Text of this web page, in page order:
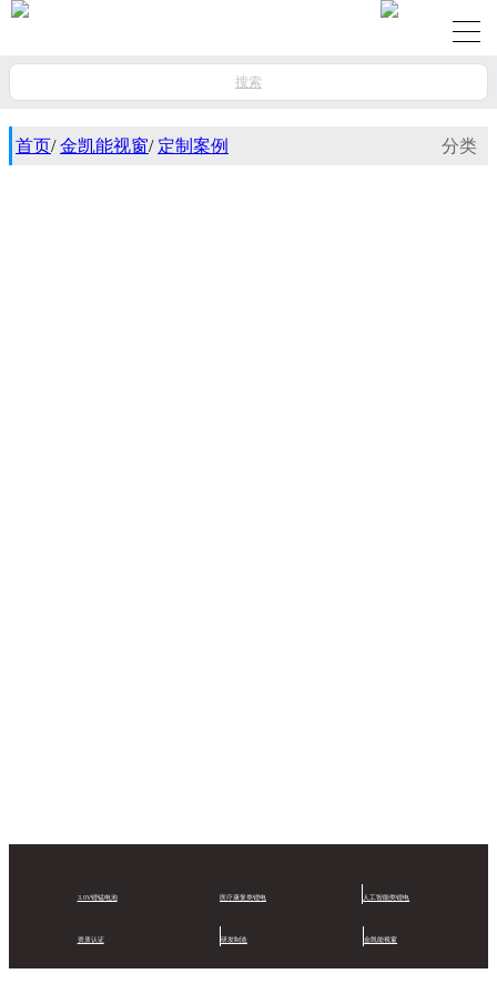
搜索
首页/ 金凯能视窗/ 定制案例 分类
3.0V锂锰电池 医疗康复类锂电 人工智能类锂电
资质认证 研发制造 金凯能视窗